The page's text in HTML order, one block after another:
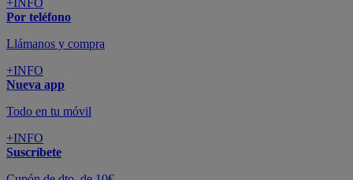
¡Encuentra la tuya!
+INFO
Tu cuenta
Promociones exclusivas
+INFO
El blog
Busca tu inspiración